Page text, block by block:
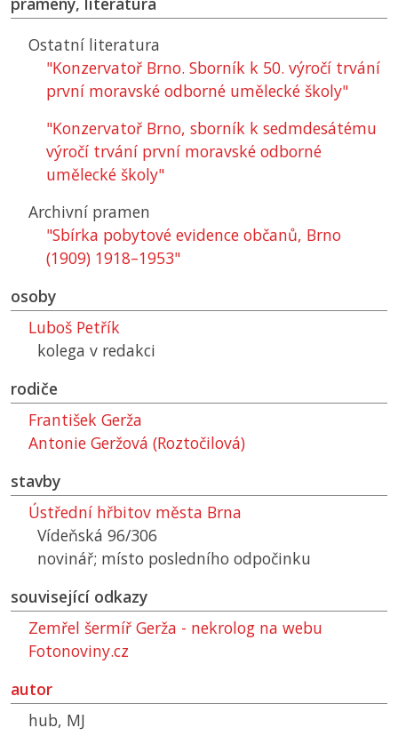
Ostatní literatura
"Konzervatoř Brno. Sborník k 50. výročí trvání
první moravské odborné umělecké školy"
"Konzervatoř Brno, sborník k sedmdesátému
výročí trvání první moravské odborné
umělecké školy"
Archivní pramen
"Sbírka pobytové evidence občanů, Brno
(1909) 1918–1953"
osoby
Luboš Petřík
kolega v redakci
rodiče
František Gerža
Antonie Geržová (Roztočilová)
stavby
Ústřední hřbitov města Brna
Vídeňská 96/306
novinář; místo posledního odpočinku
související odkazy
Zemřel šermíř Gerža - nekrolog na webu
Fotonoviny.cz
autor
hub, MJ